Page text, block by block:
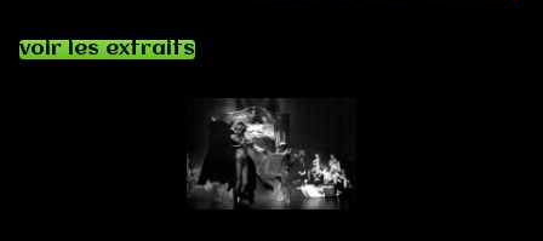
voir les extraits